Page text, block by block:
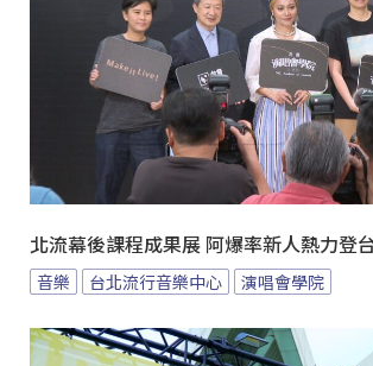
北流幕後課程成果展 阿爆率新人熱力登
音樂 台北流行音樂中心 演唱會學院